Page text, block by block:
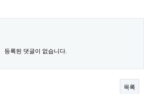
등록된 댓글이 없습니다.
목록